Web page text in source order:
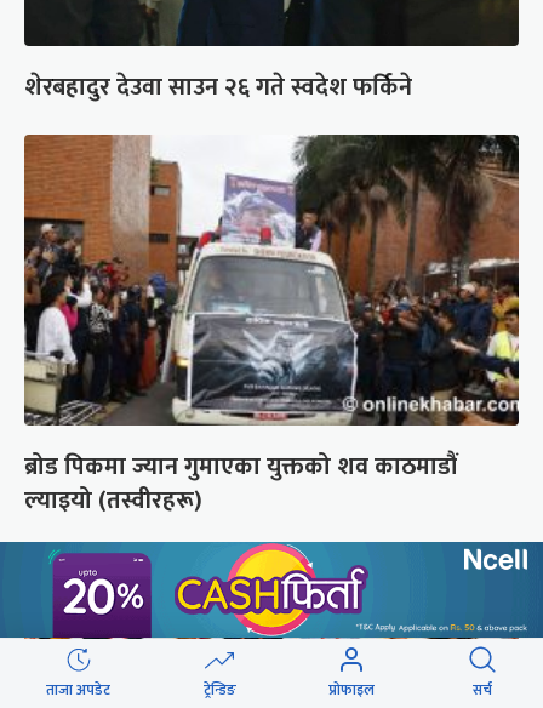
शेरबहादुर देउवा साउन २६ गते स्वदेश फर्किने
ब्रोड पिकमा ज्यान गुमाएका युक्तको शव काठमाडौं
ल्याइयो (तस्वीरहरू)
ताजा अपडेट ट्रेन्डिङ प्रोफाइल सर्च